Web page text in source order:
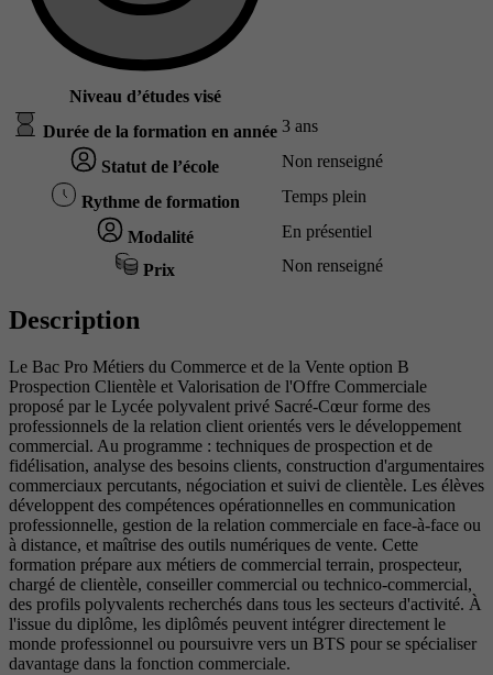
Niveau d’études visé
Durée de la formation en année 3 ans
Statut de l’école Non renseigné
Rythme de formation Temps plein
Modalité En présentiel
Prix Non renseigné
Description
Le Bac Pro Métiers du Commerce et de la Vente option B
Prospection Clientèle et Valorisation de l'Offre Commerciale
proposé par le Lycée polyvalent privé Sacré-Cœur forme des
professionnels de la relation client orientés vers le développement
commercial. Au programme : techniques de prospection et de
fidélisation, analyse des besoins clients, construction d'argumentaires
commerciaux percutants, négociation et suivi de clientèle. Les élèves
développent des compétences opérationnelles en communication
professionnelle, gestion de la relation commerciale en face-à-face ou
à distance, et maîtrise des outils numériques de vente. Cette
formation prépare aux métiers de commercial terrain, prospecteur,
chargé de clientèle, conseiller commercial ou technico-commercial,
des profils polyvalents recherchés dans tous les secteurs d'activité. À
l'issue du diplôme, les diplômés peuvent intégrer directement le
monde professionnel ou poursuivre vers un BTS pour se spécialiser
davantage dans la fonction commerciale.